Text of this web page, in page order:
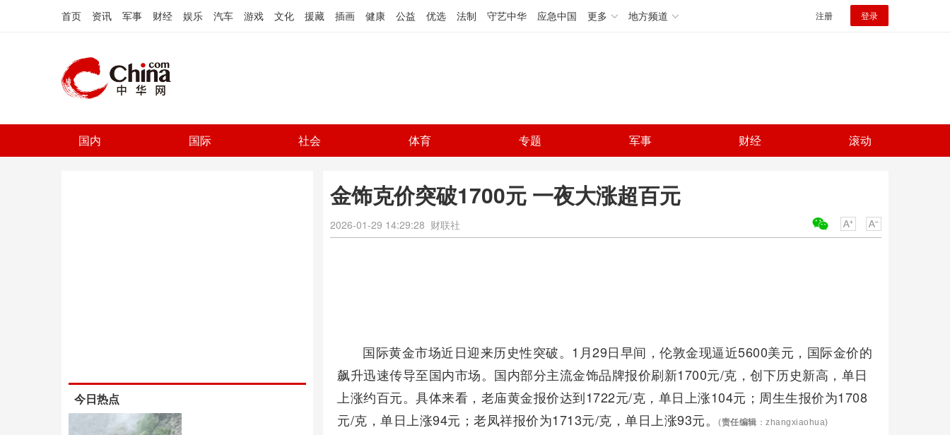
首页 资讯 军事 财经 娱乐 汽车 游戏 文化 援藏 插画 健康 公益 优选 法制 守艺中华 应急中国 更多 地方频道 注册 登录
国内 国际 社会 体育 专题 军事 财经 滚动
金饰克价突破1700元 一夜大涨超百元
2026-01-29 14:29:28 财联社
国际黄金市场近日迎来历史性突破。1月29日早间，伦敦金现逼近5600美元，国际金价的
飙升迅速传导至国内市场。国内部分主流金饰品牌报价刷新1700元/克，创下历史新高，单日
上涨约百元。具体来看，老庙黄金报价达到1722元/克，单日上涨104元；周生生报价为1708
元/克，单日上涨94元；老凤祥报价为1713元/克，单日上涨93元。
(责任编辑 ：zhangxiaohua)
今日热点